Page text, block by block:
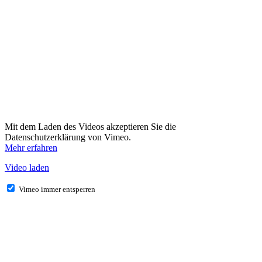
Mit dem Laden des Videos akzeptieren Sie die
Datenschutzerklärung von Vimeo.
Mehr erfahren
Video laden
Vimeo immer entsperren